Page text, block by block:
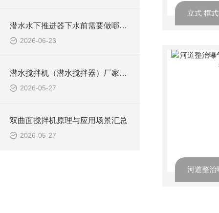
潜水水下推进器下水前需要做哪些检查？
2026-06-23
潜水搅拌机（潜水搅拌器）厂家选型指南
2026-05-27
双曲面搅拌机原理与应用场景汇总
2026-05-27